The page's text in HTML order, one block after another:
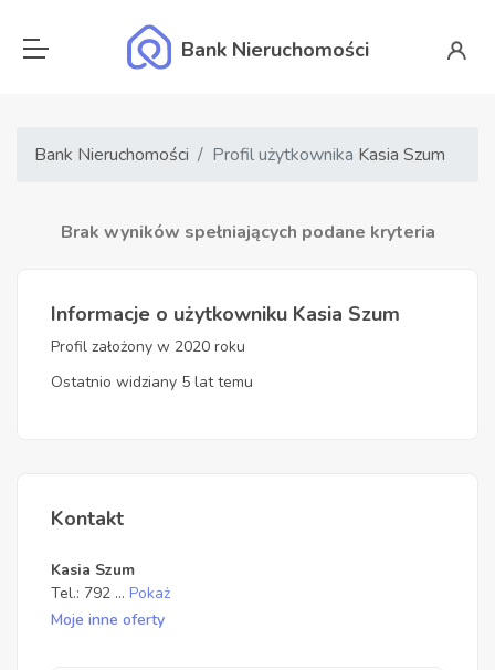
Bank Nieruchomości
Bank Nieruchomości Profil użytkownika Kasia Szum
Brak wyników spełniających podane kryteria
Informacje o użytkowniku Kasia Szum
Profil założony w 2020 roku
Ostatnio widziany 5 lat temu
Kontakt
Kasia Szum
Tel.: 792 ... Pokaż
Moje inne oferty